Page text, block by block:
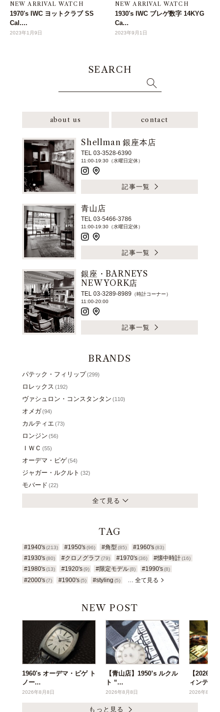
NEW ARRIVAL WATCH
1970's IWC ヨットクラブ SS
Cal....
2023年1月9日
NEW ARRIVAL WATCH
1930's IWC ブレゲ数字 14KYG
Ca...
2023年9月1日
SEARCH
about us contact
Shellman 銀座本店
TEL 03-3528-6390
11:00-19:30（水曜日定休）
記事一覧
青山店
TEL 03-5466-3786
11:00-19:30（水曜日定休）
記事一覧
銀座・BARNEYS
NEW YORK店
TEL 03-3289-8989 （時計コーナー）
11:00-20:00
記事一覧
BRANDS
パテック・フィリップ(299)
ロレックス (192)
ヴァシュロン・コンスタンタン (110)
オメガ(94)
カルティエ (73)
ロンジン (56)
ＩＷＣ (55)
オーデマ・ピゲ(54)
ジャガー・ルクルト (32)
モバード (22)
全て見る
TAG
#1940's (213) #1950's(96) #角型 (85) #1960's (83)
#1930's (80) #クロノグラフ (79) #1970's(36) #懐中時計 (16)
#1980's (13) #1920's(9) #限定モデル(8) #1990's (8)
#2000's (7) #1900's(5) #styling (5) … 全て見る
NEW POST
1960's オーデマ・ピゲ ト
ノー...
2026年8月8日
【青山店】1950’s ルクル
ト “...
2026年8月8日
【2026年
ィンテー...
2026年8月6
もっと見る